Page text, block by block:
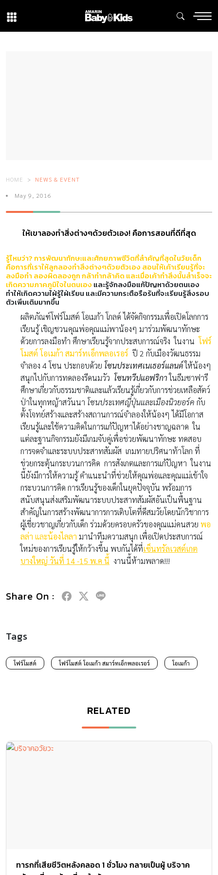
HOME NEWS & EVENT
May 9, 2016
ให้เขาลองทำสิ่งต่างๆด้วยตัวเอง! คือการสอนที่ดีที่สุด
รู้ไหมว่า? การพัฒนาทักษะและศักยภาพชีวิตที่สำคัญที่สุดในวัยเด็ก
คือการที่เราให้ลูกลองทำสิ่งต่างๆด้วยตัวเอง สอนให้เค้าเรียนรู้ที่จะ
ลงมือทำ ลองผิดลองถูก กล้าทำกล้าคิด และเมื่อเค้าทำสิ่งนั้นสำเร็จจะ
เกิดความภาคภูมิใจในตนเอง และรู้จักลงมือแก้ปัญหาด้วยตนเอง
ทำให้เกิดความใฝ่รู้ใฝ่เรียน และมีความกระตือรือร้นที่จะเรียนรู้สิ่งรอบ
ตัวเพิ่มเติมมากขึ้น
ผลิตภัณฑ์โฟร์โมสต์ โอเมก้า โกลด์ ได้จัดกิจกรรมเพื่อเปิดโลกการ
เรียนรู้ เชิญชวนคุณพ่อคุณแม่พาน้องๆ มาร่วมพัฒนาทักษะ
ด้วยการลงมือทำ ศึกษาเรียนรู้จากประสบการณ์จริง ในงานโฟร์
โมสต์ โอเมก้า สมาร์ทเอ็กพลอเรอร์ ปี 2 กับเมืองวัฒนธรรม
จำลอง 4 โซน ประกอบด้วย โซนประเทศเนเธอร์แลนด์ให้น้องๆ
สนุกไปกับการทดลองรีดนมวัว โซนทวีปแอฟริกาในธีมซาฟารี
ศึกษาเกี่ยวกับธรรมชาติและแล้วเรียนรู้เกี่ยวกับการช่วยเหลือสัตว์
ป่าในทุกหญ้าสวันนา โซนประเทศญี่ปุ่นและเมืองนิวยอร์ค กับ
ตั้งโจทย์สร้างและสร้างสถานการณ์จำลองให้น้องๆ ได้มีโอกาส
เรียนรู้และใช้ความคิดในการแก้ปัญหาได้อย่างชาญฉลาด ใน
แต่ละฐานกิจกรรมยังมีเกมจับคู่เพื่อช่วยพัฒนาทักษะ ทดสอบ
การจดจำและระบบประสาทสัมผัส เกมทายปริศนาท้าโลก ที่
ช่วยกระตุ้นกระบวนการคิด การสังเกตและการแก้ปัญหา ในงาน
นี้ยังมีการให้ความรู้ คำแนะนำที่ช่วยให้คุณพ่อและคุณแม่เข้าใจ
กระบวนการคิด การเรียนรู้ของเด็กในยุคปัจจุบัน พร้อมการ
สนับสนุนส่งเสริมพัฒนาระบบประสาทสัมผัสอันเป็นพื้นฐาน
สำคัญในการสร้างพัฒนาการการเติบโตที่ดีสมวัยโดยนักวิชาการ
ผู้เชี่ยวชาญเกี่ยวกับเด็ก ร่วมด้วยครอบครัวของคุณแม่คนสวย พอ
ลล่า และน้องไลลา มานำทีมความสนุก เพื่อเปิดประสบการณ์
ใหม่ของการเรียนรู้ให้กว้างขึ้น พบกันได้ที่เซ็นทรัลเวสต์เกต
บางใหญ่ วันที่ 14 -15 พ.ค นี้ งานนี้ห้ามพลาด!!!
Share On :
Tags
โฟร์โมสต์ โฟร์โมสต์ โอเมก้า สมาร์ทเอ็กพลอเรอร์ โอเมก้า
RELATED
ทารกที่เสียชีวิตหลังคลอด 1 ชั่วโมง กลายเป็นผู้ บริจาค